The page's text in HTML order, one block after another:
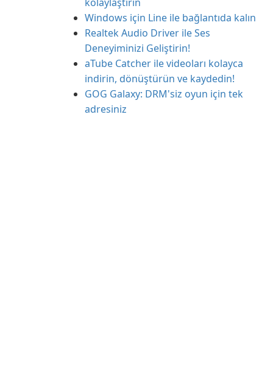
Windows için Line ile bağlantıda kalın
Realtek Audio Driver ile Ses
Deneyiminizi Geliştirin!
aTube Catcher ile videoları kolayca
indirin, dönüştürün ve kaydedin!
GOG Galaxy: DRM'siz oyun için tek
adresiniz